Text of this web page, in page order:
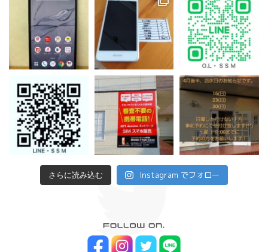
さらに読み込む Instagram でフォロー